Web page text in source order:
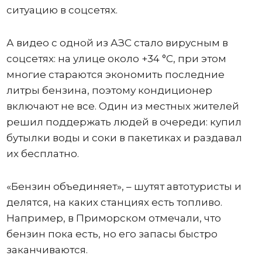
ситуацию в соцсетях.
А видео с одной из АЗС стало вирусным в
соцсетях: на улице около +34 °C, при этом
многие стараются экономить последние
литры бензина, поэтому кондиционер
включают не все. Один из местных жителей
решил поддержать людей в очереди: купил
бутылки воды и соки в пакетиках и раздавал
их бесплатно.
«Бензин объединяет», – шутят автотуристы и
делятся, на каких станциях есть топливо.
Например, в Приморском отмечали, что
бензин пока есть, но его запасы быстро
заканчиваются.